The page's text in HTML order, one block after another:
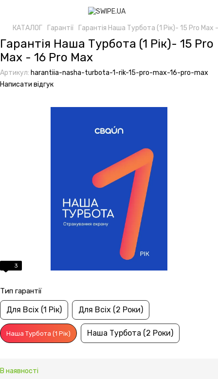
КАТАЛОГ Гарантії Гарантія Наша Турбота (1 Рік)- 15 Pro Max
Гарантія Наша Турбота (1 Рік)- 15 Pro
Max - 16 Pro Max
Артикул: harantiia-nasha-turbota-1-rik-15-pro-max-16-pro-max
Написати відгук
3
Тип гарантії
Для Всіх (1 Рік) Для Всіх (2 Роки)
Наша Турбота (1 Рік) Наша Турбота (2 Роки)
В наявності